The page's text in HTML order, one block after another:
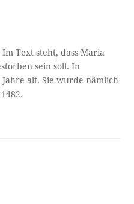
Text steht, dass Maria
sein soll. In
alt. Sie wurde nämlich